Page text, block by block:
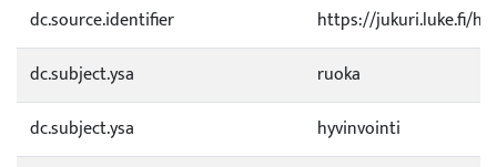
dc.source.identifier
https://jukuri.luke.fi/
dc.subject.ysa
ruoka
dc.subject.ysa
hyvinvointi